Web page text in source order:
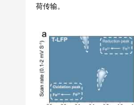
荷传输。